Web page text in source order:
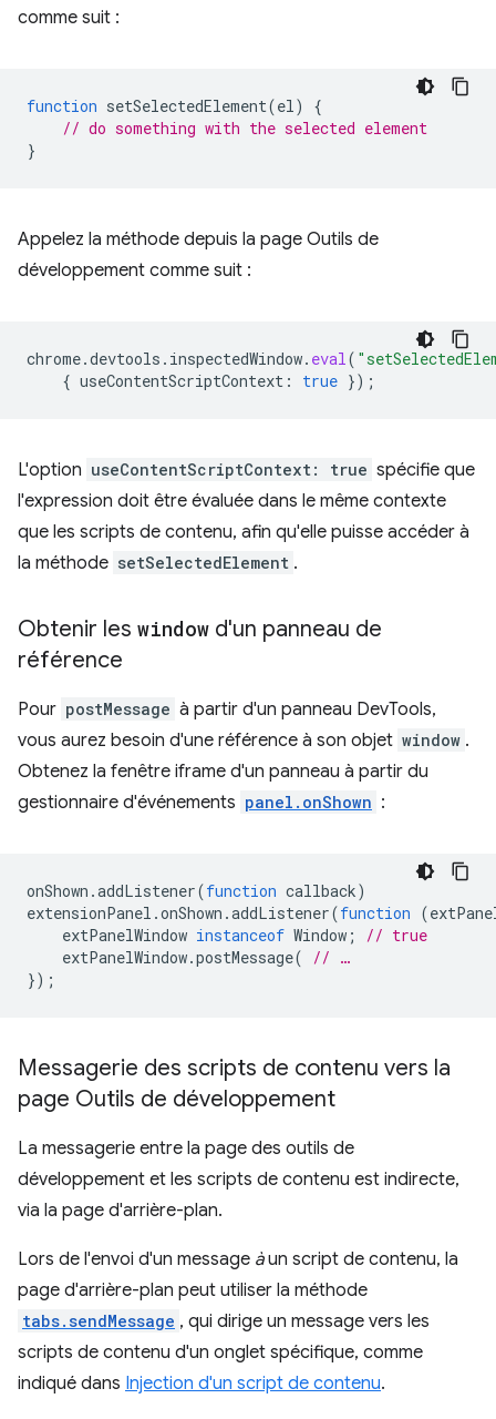
comme suit :
function setSelectedElement(el)
{
// do something with the selected element
}
Appelez la méthode depuis la page Outils de
développement comme suit :
chrome.devtools . inspectedWindow. eval(
{ useContentScriptContext : true });
L'option useContentScriptContext: true spécifie que
l'expression doit être évaluée dans le même contexte
que les scripts de contenu, afin qu'elle puisse accéder à
la méthode setSelectedElement .
Obtenir les window d'un panneau de
référence
Pour postMessage à partir d'un panneau DevTools,
vous aurez besoin d'une référence à son objet window .
Obtenez la fenêtre iframe d'un panneau à partir du
gestionnaire d'événements panel.onShown :
onShown .addListener(function callback)
extensionPanel .onShown .addListener(function (
extPanelWindow instanceof Window ;
// true
extPanelWindow.postMessage(
// …
});
Messagerie des scripts de contenu vers la
page Outils de développement
La messagerie entre la page des outils de
développement et les scripts de contenu est indirecte,
via la page d'arrière-plan.
Lors de l'envoi d'un message àun script de contenu, la
page d'arrière-plan peut utiliser la méthode
tabs.sendMessage , qui dirige un message vers les
scripts de contenu d'un onglet spécifique, comme
indiqué dans Injection d'un script de contenu.